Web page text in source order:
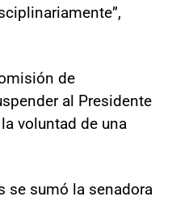
de
al Presidente
voluntad de una
se sumó la senadora